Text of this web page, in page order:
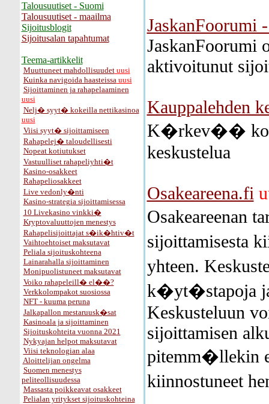
Talousuutiset - Suomi
Talousuutiset - maailma
Sijoitusblogit
Sijoitusalan tapahtumat
Teema-artikkelit
Muuttuneet mahdollisuudetuusi
Kuinka navigoida haasteissauusi
Sijoittaminen ja rahapelaaminen
uusi
Nelj� syyt� kokeilla nettikasinoa
uusi
Viisi syyt� sijoittamiseen
Rahapelej� taloudellisesti
Nopeat kotiutukset
Vastuulliset rahapeliyhti�t
Kasino-osakkeet
Rahapeliosakkeet
Live vedonly�nti
Kasino-strategia sijoittamisessa
10 Livekasino vinkki�
Kryptovaluuttojen menestys
Rahapelisijoittajat s�ik�htiv�t
Vaihtoehtoiset maksutavat
Peliala sijoituskohteena
Lainarahalla sijoittaminen
Monipuolistuneet maksutavat
Voiko rahapeleill� el��?
Verkkolompakot suosiossa
NFT - kuuma peruna
Jalkapallon mestaruusk�sat
Kasinoala ja sijoittaminen
Sijoituskohteita vuonna 2021
Nykyajan helpot maksutavat
Viisi teknologian alaa
Aloittelijan ongelma
Suomen menestys
peliteollisuudessa
Massasta poikkeavat osakkeet
Pelialan yritykset sijoituskohteina
JaskanFoorumi
JaskanFoorumi
aktivoitunut
Kauppalehden
K�rkev��
keskustelua
Osakeareena.fi
Osakeareenan
sijoittamisesta
yhteen.
k�yt�stapoja
Keskusteluun
sijoittamisen
pitemm�llekin
kiinnostuneet